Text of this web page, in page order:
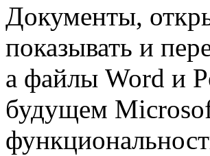
Документы,
показывать и
а файлы Word и
будущем